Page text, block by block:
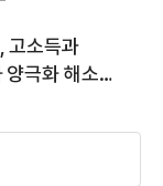
고소득과
극화 해소